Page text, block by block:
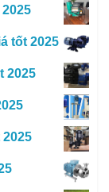
tốt 2025
2025